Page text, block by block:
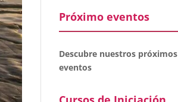
Próximo eventos
Descubre nuestros próximos
eventos